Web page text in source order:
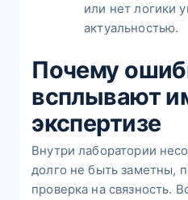
или нет логики
актуальностью.
Почему
всплывают
экспертизе
Внутри лаборатории
долго не быть заметны,
проверка на связность.